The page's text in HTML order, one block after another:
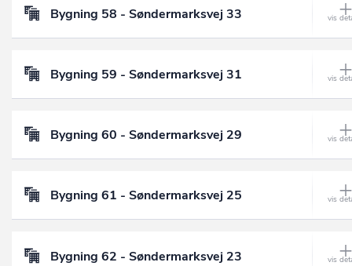
Bygning 58 - Søndermarksvej 33
Bygning 59 - Søndermarksvej 31
Bygning 60 - Søndermarksvej 29
Bygning 61 - Søndermarksvej 25
Bygning 62 - Søndermarksvej 23